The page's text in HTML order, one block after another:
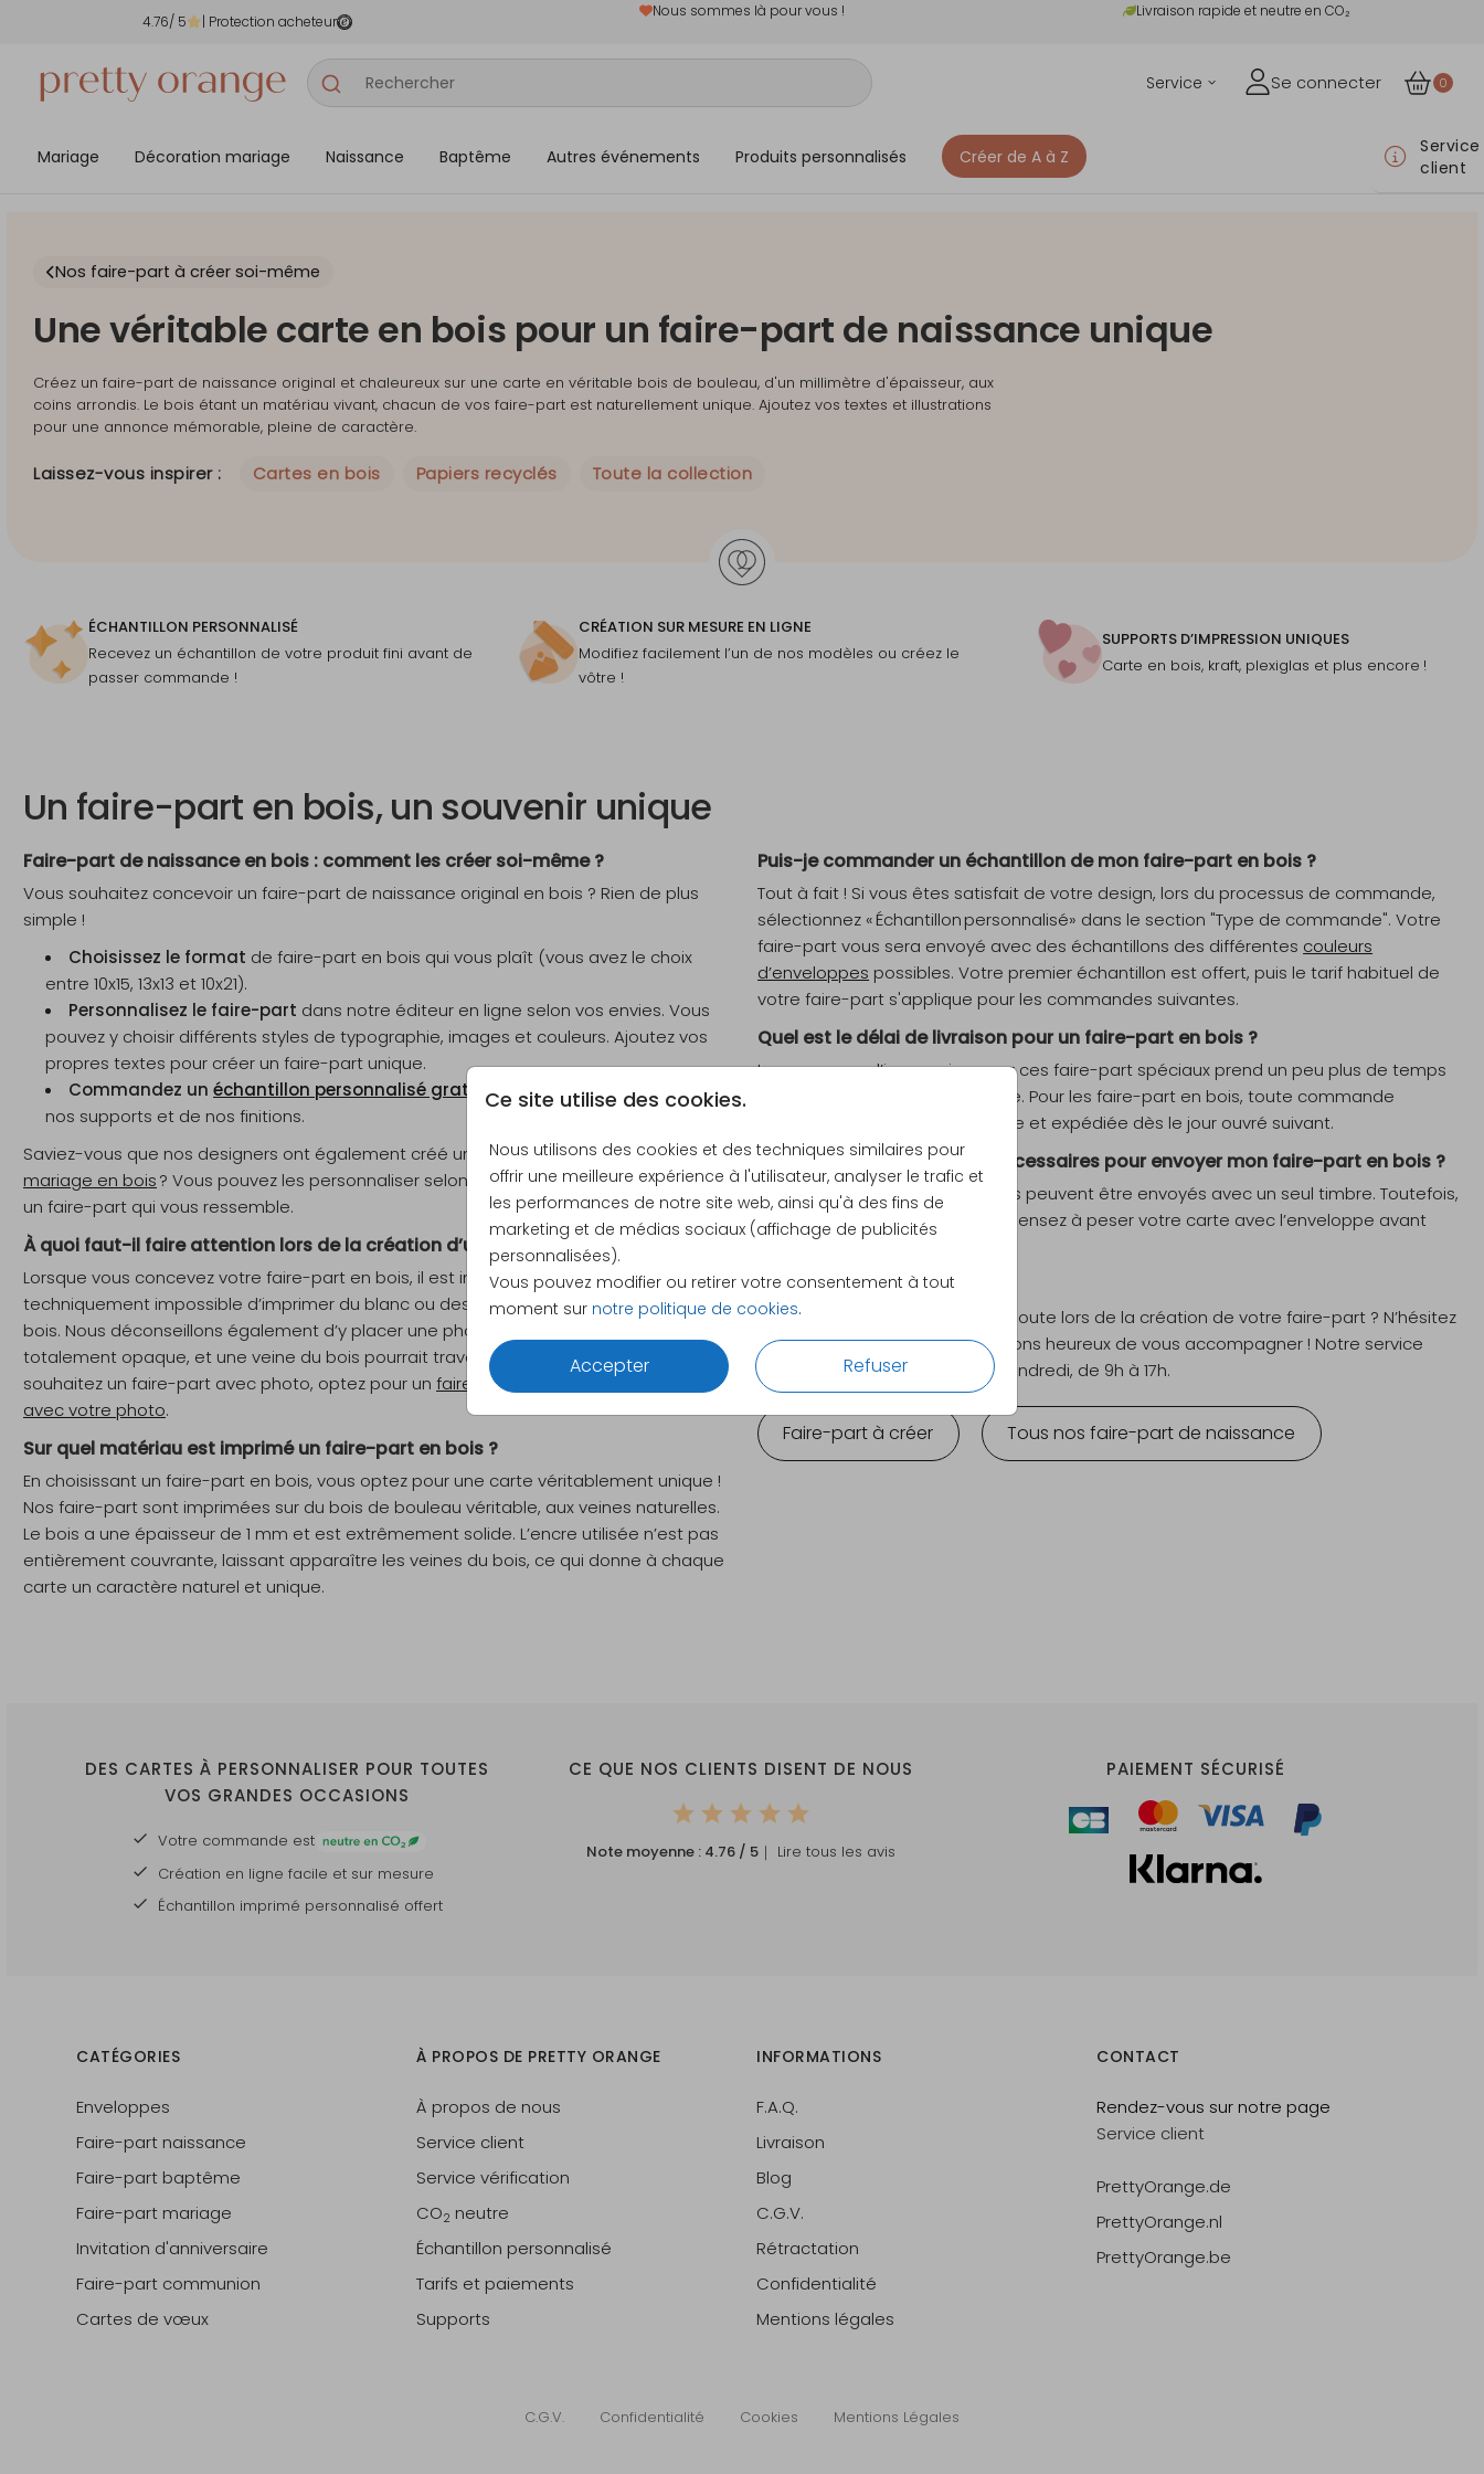
4.76/ 5 | Protection acheteur
Nous sommes là pour vous ! Livraison rapide et neutre en CO₂
Service Se connecter 0
Mariage Décoration mariage Naissance Baptême Autres événements Produits personnalisés Créer de A à Z
Service
client
Ce site utilise des cookies.
Nous utilisons des cookies et des techniques similaires pour
offrir une meilleure expérience à l'utilisateur, analyser le trafic et
les performances de notre site web, ainsi qu'à des fins de
marketing et de médias sociaux (affichage de publicités
personnalisées).
Vous pouvez modifier ou retirer votre consentement à tout
moment sur notre politique de cookies.
Accepter Refuser
Nos faire-part à créer soi-même
Une véritable carte en bois pour un faire-part de naissance unique
Créez un faire-part de naissance original et chaleureux sur une carte en véritable bois de bouleau, d'un millimètre d'épaisseur, aux
coins arrondis. Le bois étant un matériau vivant, chacun de vos faire-part est naturellement unique. Ajoutez vos textes et illustrations
pour une annonce mémorable, pleine de caractère.
Laissez-vous inspirer : Cartes en bois Papiers recyclés Toute la collection
ÉCHANTILLON PERSONNALISÉ
Recevez un échantillon de votre produit fini avant de
passer commande !
CRÉATION SUR MESURE EN LIGNE
Modifiez facilement l’un de nos modèles ou créez le
vôtre !
SUPPORTS D’IMPRESSION UNIQUES
Carte en bois, kraft, plexiglas et plus encore !
Un faire-part en bois, un souvenir unique
Faire-part de naissance en bois : comment les créer soi-même ?
Vous souhaitez concevoir un faire-part de naissance original en bois ? Rien de plus
simple !
Choisissez le format de faire-part en bois qui vous plaît (vous avez le choix
entre 10x15, 13x13 et 10x21).
Personnalisez le faire-part dans notre éditeur en ligne selon vos envies. Vous
pouvez y choisir différents styles de typographie, images et couleurs. Ajoutez vos
propres textes pour créer un faire-part unique.
Commandez un échantillon personnalisé gratuitet découvrez la qualité de
nos supports et de nos finitions.
Saviez-vous que nos designers ont également créé une collection de faire-part de
mariage en bois? Vous pouvez les personnaliser selon vos préférences pour obtenir
un faire-part qui vous ressemble.
À quoi faut-il faire attention lors de la création d’un faire-part en bois ?
Lorsque vous concevez votre faire-part en bois, il est important de noter qu’il est
techniquement impossible d’imprimer du blanc ou des couleurs très claires sur le
bois. Nous déconseillons également d’y placer une photo, car l’encre n’est pas
totalement opaque, et une veine du bois pourrait traverser la photo ! Si vous
souhaitez un faire-part avec photo, optez pour un faire-part papier personnalisée
avec votre photo.
Sur quel matériau est imprimé un faire-part en bois ?
En choisissant un faire-part en bois, vous optez pour une carte véritablement unique !
Nos faire-part sont imprimées sur du bois de bouleau véritable, aux veines naturelles.
Le bois a une épaisseur de 1 mm et est extrêmement solide. L’encre utilisée n’est pas
entièrement couvrante, laissant apparaître les veines du bois, ce qui donne à chaque
carte un caractère naturel et unique.
Puis-je commander un échantillon de mon faire-part en bois ?
Tout à fait ! Si vous êtes satisfait de votre design, lors du processus de commande,
sélectionnez « Échantillon personnalisé» dans le section "Type de commande". Votre
faire-part vous sera envoyé avec des échantillons des différentes couleurs
d’enveloppes possibles. Votre premier échantillon est offert, puis le tarif habituel de
votre faire-part s'applique pour les commandes suivantes.
Quel est le délai de livraison pour un faire-part en bois ?
Le processus d’impression pour ces faire-part spéciaux prend un peu plus de temps
que pour un faire-part classique. Pour les faire-part en bois, toute commande
passée avant 18h sera imprimée et expédiée dès le jour ouvré suivant.
Combien de timbres sont nécessaires pour envoyer mon faire-part en bois ?
La plupart des faire-part en bois peuvent être envoyés avec un seul timbre. Toutefois,
pour éviter des frais imprévus, pensez à peser votre carte avec l’enveloppe avant
Besoin d’aide ?
Vous avez une question ou un doute lors de la création de votre faire-part ? N’hésitez
pas à nouscontacter, nous serons heureux de vous accompagner ! Notre service
client est présent du lundi au vendredi, de 9h à 17h.
Faire-part à créer Tous nos faire-part de naissance
DES CARTES À PERSONNALISER POUR TOUTES
VOS GRANDES OCCASIONS
Votre commande est
Création en ligne facile et sur mesure
Échantillon imprimé personnalisé offert
CE QUE NOS CLIENTS DISENT DE NOUS
Note moyenne : 4.76 / 5 ｜ Lire tous les avis
PAIEMENT SÉCURISÉ
CATÉGORIES
Enveloppes
Faire-part naissance
Faire-part baptême
Faire-part mariage
Invitation d'anniversaire
Faire-part communion
Cartes de vœux
À PROPOS DE PRETTY ORANGE
À propos de nous
Service client
Service vérification
CO2 neutre
Échantillon personnalisé
Tarifs et paiements
Supports
INFORMATIONS
F.A.Q.
Livraison
Blog
C.G.V.
Rétractation
Confidentialité
Mentions légales
CONTACT
Rendez-vous sur notre page
Service client
PrettyOrange.de
PrettyOrange.nl
PrettyOrange.be
C.G.V. Confidentialité Cookies Mentions Légales